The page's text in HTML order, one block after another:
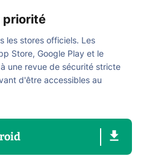
priorité
les stores officiels. Les
Store, Google Play et le
une revue de sécurité stricte
d'être accessibles au